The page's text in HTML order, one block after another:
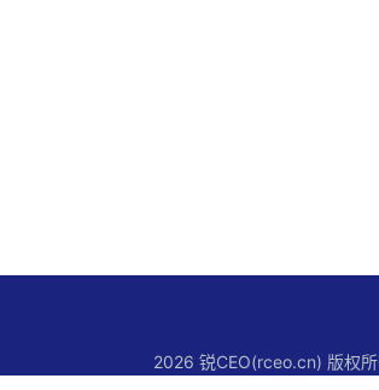
2026 锐CEO(rceo.cn) 版权